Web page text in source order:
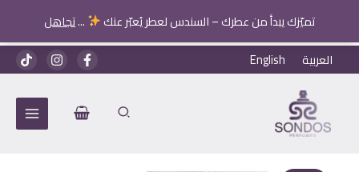
تميّزك يبدأ من عطرك – السندس لعطر يُعبّر عنك ...تجاهل
تخطي
إلى
العربية English